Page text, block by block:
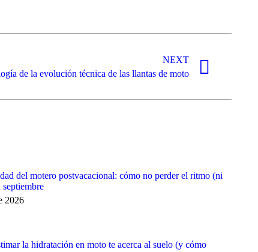
NEXT
de la evolución técnica de las llantas de moto
del motero postvacacional: cómo no perder el ritmo (ni
septiembre
2026
la hidratación en moto te acerca al suelo (y cómo